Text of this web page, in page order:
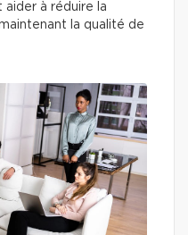
aider à réduire la
la qualité de